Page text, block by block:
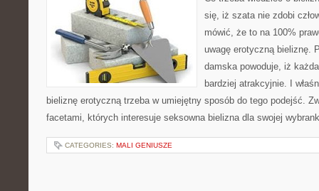
się, iż szata nie zdobi
mówić, że to na 100%
uwagę erotyczną bieliznę.
damska powoduje, iż
bardziej atrakcyjnie. I
bieliznę erotyczną trzeba w umiejętny sposób do tego podejść.
facetami, których interesuje seksowna bielizna dla swojej
CATEGORIES: MALI GENIUSZE